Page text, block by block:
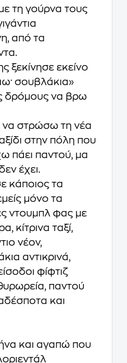
τη γούρνα τους
από τα
ξεκίνησε εκείνο
σουβλάκια»
δρόμους να βρω
να στρώσω τη νέα
στην πόλη που
πάει παντού, μα
έχει.
κάποιος τα
μόνο τα
ντουμπλ φας με
κίτρινα ταξί,
νέον,
αντικρινά,
φίφτιζ
παντού
και
και αγαπώ που